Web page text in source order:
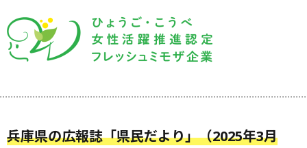
兵庫県の広報誌「県民だより」（2025年3月